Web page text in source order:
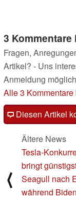
3 Kommentare
Fragen,
Artikel? - Uns
Anmeldung
Alle 3 Kommentare
Diesen Artikel
⟨
Ältere News
Tesla-
bringt
Seagull nach
während